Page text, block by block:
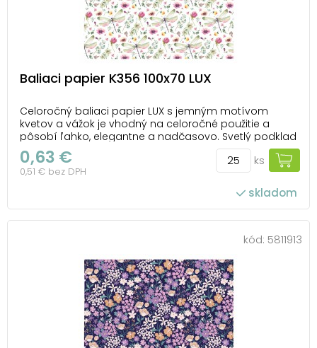
Baliaci papier K356 100x70 LUX
Celoročný baliaci papier LUX s jemným motívom
kvetov a vážok je vhodný na celoročné použitie a
pôsobí ľahko, elegantne a nadčasovo. Svetlý podklad
v kombinácii s jemnou farebnou potlačou necháva
vyniknúť detailom. Hodí sa na balenie darčekov k
narodeninám, meninám aj ďalším významným
počet ks v balení: 25
0,63 €
0,51 € bez DPH
ks
skladom
kód: 5811913